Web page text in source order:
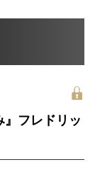
』フレドリッ